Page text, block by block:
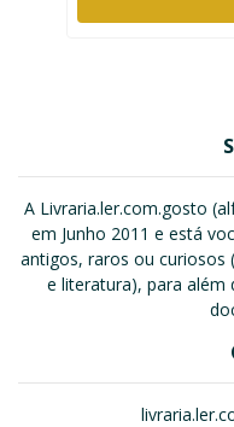
A Livraria.ler.com.gosto
em Junho 2011 e está
antigos, raros ou curiosos
e literatura), para além